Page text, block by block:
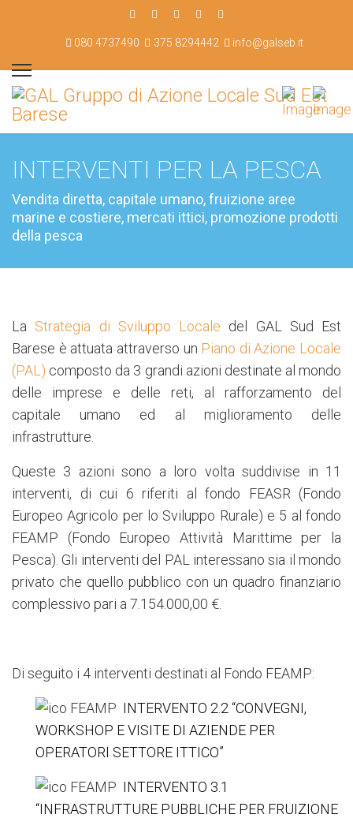
080 4737490 375 8294442 info@galseb.it
INTERVENTI PER LA PESCA
Vendita diretta, capitale umano, fruizione aree
marine e costiere, mercati ittici, promozione prodotti
della pesca
La Strategia di Sviluppo Locale del GAL Sud Est
Barese è attuata attraverso un Piano di Azione Locale
(PAL) composto da 3 grandi azioni destinate al mondo
delle imprese e delle reti, al rafforzamento del
capitale umano ed al miglioramento delle
infrastrutture.
Queste 3 azioni sono a loro volta suddivise in 11
interventi, di cui 6 riferiti al fondo FEASR (Fondo
Europeo Agricolo per lo Sviluppo Rurale) e 5 al fondo
FEAMP (Fondo Europeo Attività Marittime per la
Pesca). Gli interventi del PAL interessano sia il mondo
privato che quello pubblico con un quadro finanziario
complessivo pari a 7.154.000,00 €.
Di seguito i 4 interventi destinati al Fondo FEAMP:
INTERVENTO 2.2 “CONVEGNI,
WORKSHOP E VISITE DI AZIENDE PER
OPERATORI SETTORE ITTICO”
INTERVENTO 3.1
“INFRASTRUTTURE PUBBLICHE PER FRUIZIONE